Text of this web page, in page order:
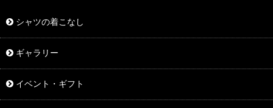
シャツの着こなし
ギャラリー
イベント・ギフト